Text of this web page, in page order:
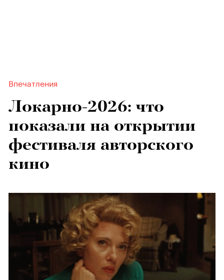
Впечатления
Локарно-2026: что
показали на открытии
фестиваля авторского
кино